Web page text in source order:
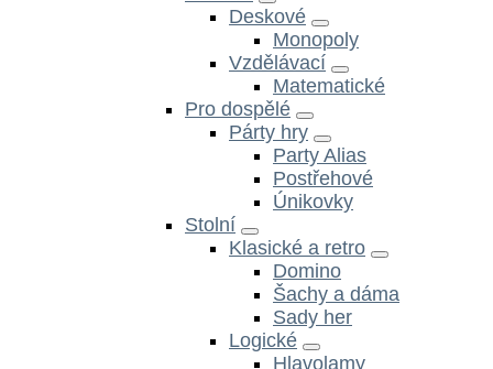
Deskové
Monopoly
Vzdělávací
Matematické
Pro dospělé
Párty hry
Party Alias
Postřehové
Únikovky
Stolní
Klasické a retro
Domino
Šachy a dáma
Sady her
Logické
Hlavolamy